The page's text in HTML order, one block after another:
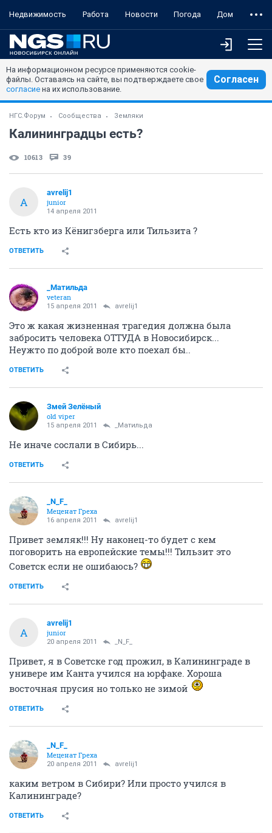
Недвижимость Работа Новости Погода Дом
На информационном ресурсе применяются cookie-
файлы. Оставаясь на сайте, вы подтверждаете свое
согласие на их использование.
Согласен
НГС.Форум Сообщества Земляки
Калининградцы есть?
10613 39
A
avrelij1
junior
14 апреля 2011
Есть кто из Кёнигзберга или Тильзита ?
ОТВЕТИТЬ
_Матильда
veteran
15 апреля 2011 avrelij1
Это ж какая жизненная трагедия должна была
забросить человека ОТТУДА в Новосибирск...
Неужто по доброй воле кто поехал бы..
ОТВЕТИТЬ
Змей Зелёный
old viper
15 апреля 2011 _Матильда
Не иначе сослали в Сибирь...
ОТВЕТИТЬ
_N_F_
Меценат Греха
16 апреля 2011 avrelij1
Привет земляк!!! Ну наконец-то будет с кем
поговорить на европейские темы!!! Тильзит это
Советск если не ошибаюсь?
ОТВЕТИТЬ
A
avrelij1
junior
20 апреля 2011 _N_F_
Привет, я в Советске год прожил, в Калининграде в
универе им Канта учился на юрфаке. Хороша
восточная прусия но только не зимой
ОТВЕТИТЬ
_N_F_
Меценат Греха
20 апреля 2011 avrelij1
каким ветром в Сибири? Или просто учился в
Калининграде?
ОТВЕТИТЬ